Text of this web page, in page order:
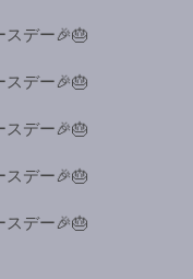
スデー🎉🎂
スデー🎉🎂
スデー🎉🎂
スデー🎉🎂
スデー🎉🎂